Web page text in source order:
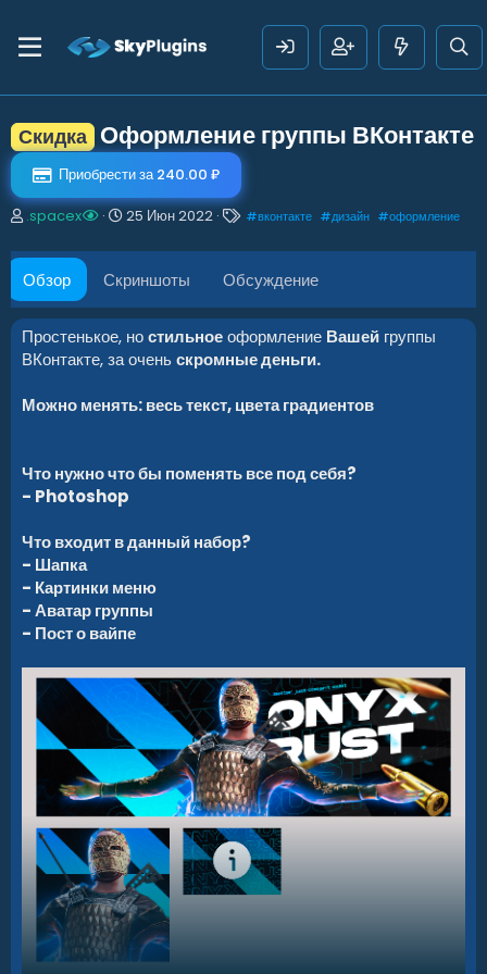
Скидка Оформление группы ВКонтакте
Приобрести за 240.00 ₽
А
т
о
р
.spacex
Д
т
а
с
о
з
а
и
25 Июн 2022
Т
г
и
#вконтакте #дизайн #оформление
Обзор Скриншоты Обсуждение
Простенькое, ностильноеоформление Вашей группы
ВКонтакте, за оченьскромные деньги.
Можно менять: весь текст, цвета градиентов
Что нужно что бы поменять все под себя?
- Photoshop
Что входит в данный набор?
- Шапка
- Картинки меню
- Аватар группы
- Пост о вайпе